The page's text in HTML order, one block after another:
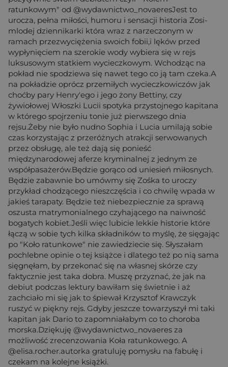
ratunkowym" od @wydawnictwo_novaeresJest to
urocza, pełna miłości, humoru i sensacji historia Zosi-
mlodej dziennikarki która wraz z narzeczonym w
ramach przezwyciężenia swoich fobii,i lęków przed
wypłynięciem na szerokie wody wybiera się w rejs
luksusowym statkiem wycieczkowym. Wchodząc na
pokład nie spodziewa się nawet tego co ją tam czeka.A
na pokładzie oprócz przemiłych wycieczkowiczów jak
choćby pary Henry'ego i jego żony Bettiny, czy
żywiołowej Włoszki Lucii spotyka przystojnego kapitana
w którego spojrzeniu tonie już pierwszego dnia
rejsu.Żeby nie było nudno Sophia i Lucia umilają sobie
czas korzystając z przeróżnych atrakcji serwowanych
przez obsługę, ale też dają się ponieść
międzynarodowej aferze kryminalnej z jednym ze
współpasażerów.Będzie gorąco od uniesień miłosnych.
Będzie zabawnie bo umówmy się Zośka to uroczy
przykład chodzącego nieszczęścia i co chwilę wpada w
jakieś tarapaty. Będzie też niebezpiecznie za sprawą
oszusta matrymonialnego czyhającego na naiwność
bogatych kobiet.Jeśli więc lubicie lekkie historie które
łączą w sobie tych kilka składników to myślę, że sięgając
po "Koło ratunkowe" nie zawiedziecie się. Słyszałam
pochlebne opinie o tej książce i dlatego też po nią sama
sięgnęłam, by przekonać się na własnej skórze czy
faktycznie jest taka dobra. Muszę przyznać, że jak na
debiut podczas lektury bawiłam się świetnie i aż
zachciało mi się jak to śpiewał Krzysztof Krawczyk
ruszyć w piękny rejs. Gdyby jeszcze towarzyszył mi taki
kapitan jak Dario to zapomniałabym co to choroba
morska.Dziękuję @wydawnictwo_novaeres za
możliwość zrecenzowania Koła ratunkowego. A
@elisa.rocher.autorka gratuluję pomysłu na fabułę i
czekam na kolejne książki.